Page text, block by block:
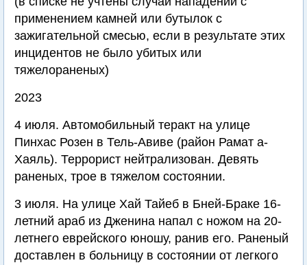
применением камней или бутылок с
зажигательной смесью, если в результате этих
инцидентов не было убитых или
тяжелораненых)
2023
4 июля. Автомобильный теракт на улице
Пинхас Розен в Тель-Авиве (район Рамат а-
Хаяль). Террорист нейтрализован. Девять
раненых, трое в тяжелом состоянии.
3 июля. На улице Хай Тайеб в Бней-Браке 16-
летний араб из Дженина напал с ножом на 20-
летнего еврейского юношу, ранив его. Раненый
доставлен в больницу в состоянии от легкого